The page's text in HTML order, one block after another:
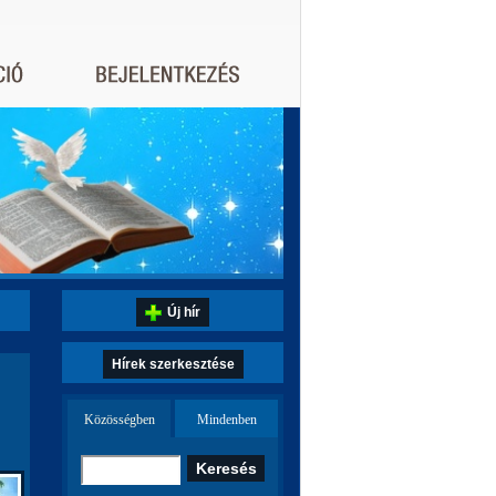
Új hír
Hírek szerkesztése
Közösségben Mindenben